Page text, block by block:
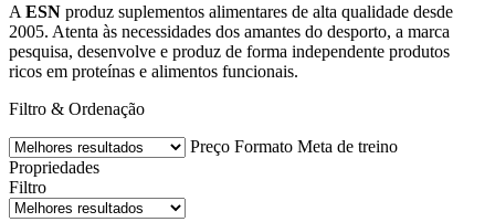
A ESN produz suplementos alimentares de alta qualidade desde
2005. Atenta às necessidades dos amantes do desporto, a marca
pesquisa, desenvolve e produz de forma independente produtos
ricos em proteínas e alimentos funcionais.
Filtro & Ordenação
Preço Formato Meta de treino
Propriedades
Filtro